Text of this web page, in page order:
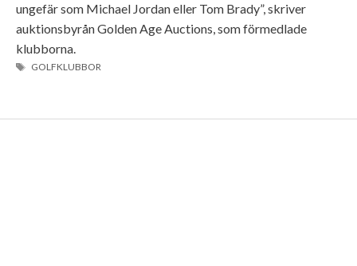
ungefär som Michael Jordan eller Tom Brady”, skriver
auktionsbyrån Golden Age Auctions, som förmedlade
klubborna.
ETIKETTER
GOLFKLUBBOR